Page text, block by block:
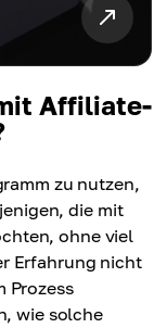
Affiliate-
zu nutzen,
die mit
ohne viel
Erfahrung nicht
Prozess
wie solche